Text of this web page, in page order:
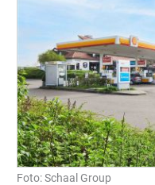
Foto: Schaal Group